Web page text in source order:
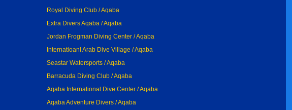
Royal Diving Club / Aqaba
Extra Divers Aqaba / Aqaba
Jordan Frogman Diving Center / Aqaba
Internatioanl Arab Dive Village / Aqaba
Seastar Watersports / Aqaba
Barracuda Diving Club / Aqaba
Aqaba International Dive Center / Aqaba
Aqaba Adventure Divers / Aqaba